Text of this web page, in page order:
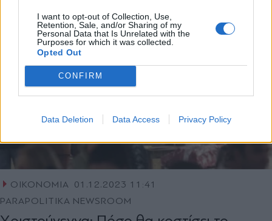
I want to opt-out of Collection, Use,
Retention, Sale, and/or Sharing of my
Personal Data that Is Unrelated with the
Purposes for which it was collected.
Opted Out
CONFIRM
Data Deletion Data Access Privacy Policy
ΟΙΚΟΝΟΜΙΑ 01.12.2023 11:41
PARAPOLITIKA NEWSROOM
X